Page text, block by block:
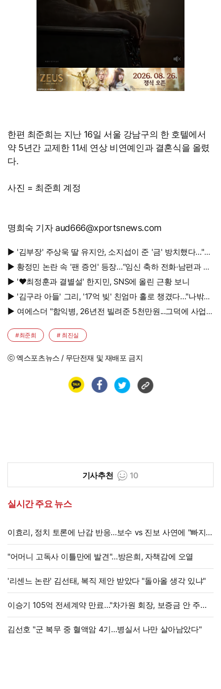
한편 최준희는 지난 16일 서울 강남구의 한 호텔에서
약 5년간 교제한 11세 연상 비연예인과 결혼식을 올렸
다.
사진 = 최준희 계정
명희숙 기자 aud666@xportsnews.com
▶ '김부장' 주상욱 딸 유지안, 소지섭이 준 '금' 방치했다…"비
누인 줄"
▶ 황정민 논란 속 '팬 증언' 등장…“임신 축하 전화·남편과 식
사도”▶ '♥최정훈과 결별설' 한지민, SNS에 올린 근황 보니
▶ '김구라 아들' 그리, '17억 빚' 친엄마 홀로 챙겼다…"나밖에
없어, 연락 꾸준히 하는 중"
▶ 여에스더 "함익병, 26년전 빌려준 5천만원...그덕에 사업
시작"
#최준희 # 최진실
ⓒ 엑스포츠뉴스 / 무단전재 및 재배포 금지
기사추천 10
실시간 주요 뉴스
이효리, 정치 토론에 난감 반응…보수 vs 진보 사연에 "빠지면
안 될까요?"
"어머니 고독사 이틀만에 발견"…방은희, 자책감에 오열
'리센느 논란' 김선태, 복직 제안 받았다 "돌아올 생각 있냐"
이승기 105억 전세계약 만료…"차가원 회장, 보증금 안 주면
법적 조치"
김선호 "군 복무 중 혈액암 4기…병실서 나만 살아남았다"